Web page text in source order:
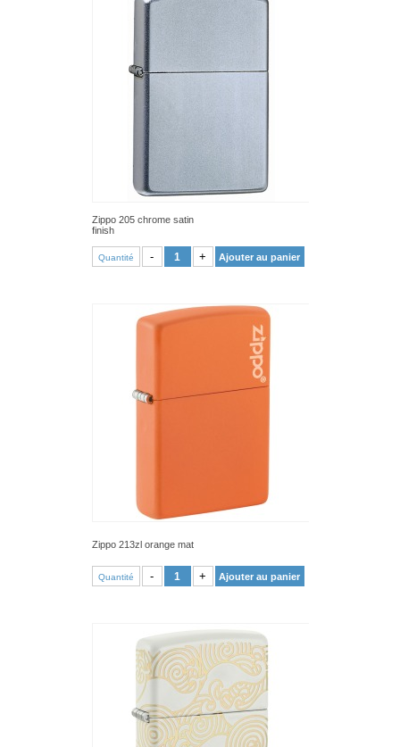
Zippo 205 chrome satin
finish
Quantité - + Ajouter au panier
Zippo 213zl orange mat
Quantité - + Ajouter au panier